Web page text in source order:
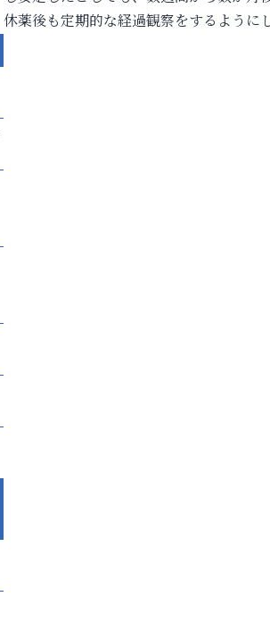
休薬後も定期的な経過観察をするように